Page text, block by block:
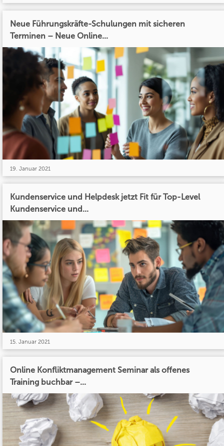
Neue Führungskräfte-Schulungen mit sicheren
Terminen – Neue Online...
19. Januar 2021
Kundenservice und Helpdesk jetzt Fit für Top-Level
Kundenservice und...
15. Januar 2021
Online Konfliktmanagement Seminar als offenes
Training buchbar –...